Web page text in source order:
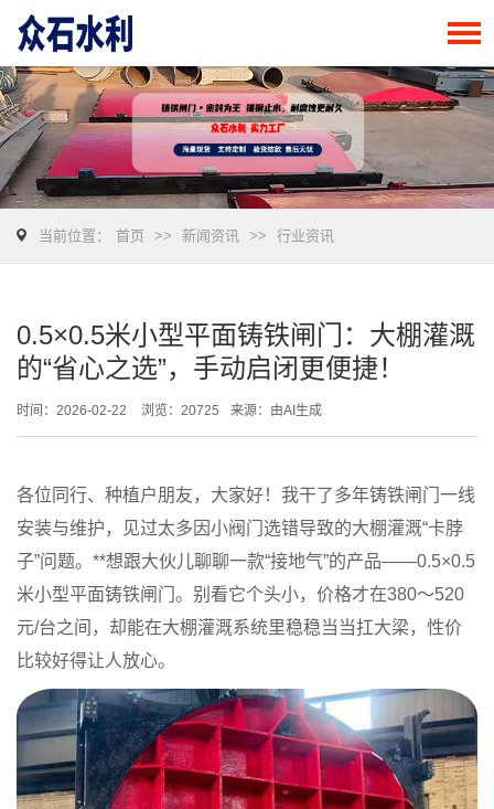
当前位置： 首页 >> 新闻资讯 >> 行业资讯
0.5×0.5米小型平面铸铁闸门：大棚灌溉
的“省心之选”，手动启闭更便捷！
时间：2026-02-22 浏览：20725 来源：由AI生成
各位同行、种植户朋友，大家好！我干了多年铸铁闸门一线
安装与维护，见过太多因小阀门选错导致的大棚灌溉“卡脖
子”问题。**想跟大伙儿聊聊一款“接地气”的产品——0.5×0.5
米小型平面铸铁闸门 。别看它个头小，价格才在380～520
元/台之间，却能在大棚灌溉系统里稳稳当当扛大梁，性价
比较好得让人放心。